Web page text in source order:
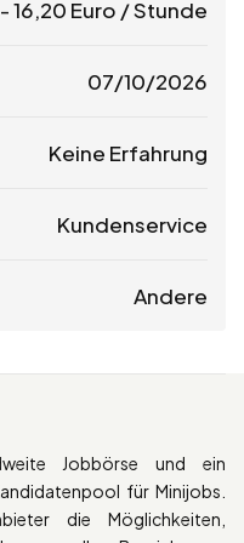
-16,20 Euro / Stunde
07/10/2026
Keine Erfahrung
Kundenservice
Andere
Jobbörse und ein
für Minijobs.
die Möglichkeiten,